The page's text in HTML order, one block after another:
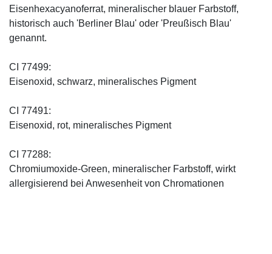
Eisenhexacyanoferrat, mineralischer blauer Farbstoff,
historisch auch 'Berliner Blau' oder 'Preußisch Blau'
genannt.
CI 77499:
Eisenoxid, schwarz, mineralisches Pigment
CI 77491:
Eisenoxid, rot, mineralisches Pigment
CI 77288:
Chromiumoxide-Green, mineralischer ­Farbstoff, wirkt
allergisierend bei Anwesenheit von Chromationen